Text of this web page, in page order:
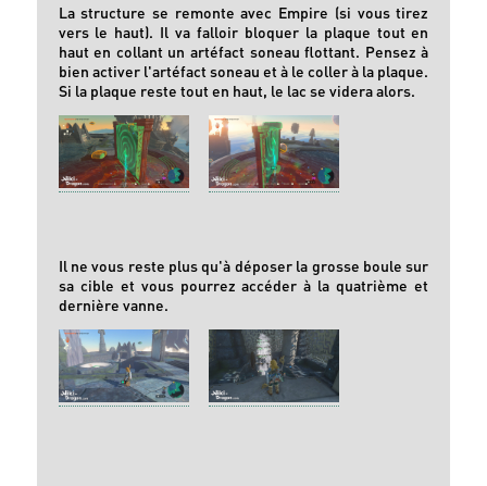
La structure se remonte avec Empire (si vous tirez
vers le haut). Il va falloir bloquer la plaque tout en
haut en collant un artéfact soneau flottant. Pensez à
bien activer l'artéfact soneau et à le coller à la plaque.
Si la plaque reste tout en haut, le lac se videra alors.
Il ne vous reste plus qu'à déposer la grosse boule sur
sa cible et vous pourrez accéder à la quatrième et
dernière vanne.